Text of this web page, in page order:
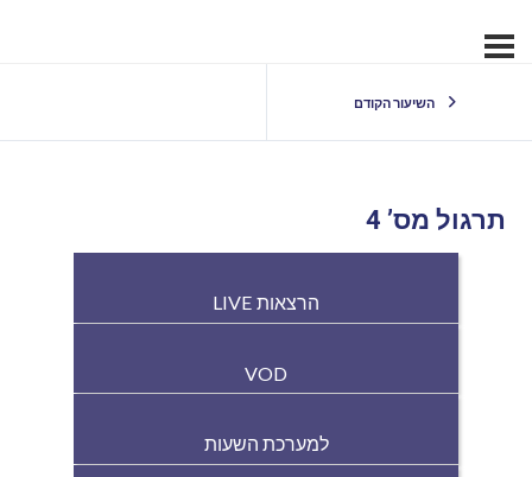
השיעור הקודם
תרגול מס’ 4
הרצאות LIVE
VOD
למערכת השעות